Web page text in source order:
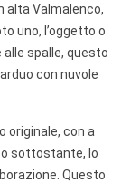
alta Valmalenco,
uno, l’oggetto o
spalle, questo
con nuvole
originale, con a
sottostante, lo
Questo